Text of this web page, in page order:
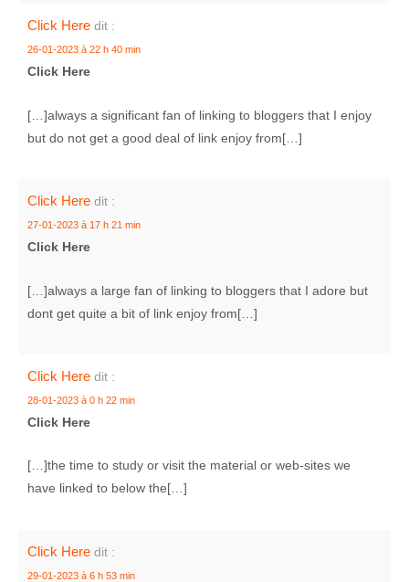
Click Here dit :
26-01-2023 à 22 h 40 min
Click Here
[…]always a significant fan of linking to bloggers that I enjoy
but do not get a good deal of link enjoy from[…]
Click Here dit :
27-01-2023 à 17 h 21 min
Click Here
[…]always a large fan of linking to bloggers that I adore but
dont get quite a bit of link enjoy from[…]
Click Here dit :
28-01-2023 à 0 h 22 min
Click Here
[…]the time to study or visit the material or web-sites we
have linked to below the[…]
Click Here dit :
29-01-2023 à 6 h 53 min